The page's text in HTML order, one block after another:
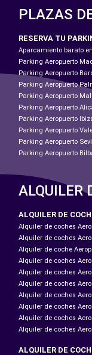
PLAZAS
RESERVA TU
Aparcamiento barato
Parking Aeropuerto
Parking Aeropuerto
Parking Aeropuerto
Parking Aeropuerto
Parking Aeropuerto
Parking Aeropuerto
Parking Aeropuerto
Parking Aeropuerto
Parking Aeropuerto
ALQUILER
ALQUILER DE
Alquiler de coches
Alquiler de coches
Alquiler de coche
Alquiler de coches
Alquiler de coches
Alquiler de coches
Alquiler de coches
Alquiler de coches
Alquiler de coches
Alquiler de coches
ALQUILER DE